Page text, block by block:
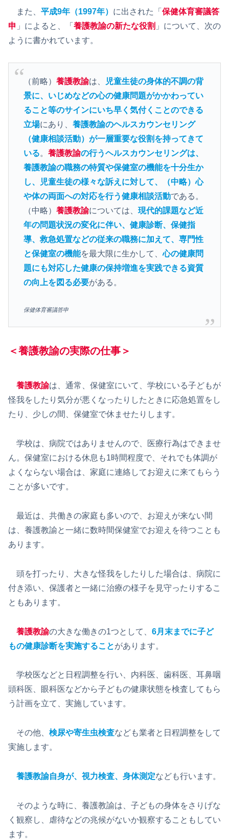
また、 平成9年（1997年） に出された「 保健体育審議答
申 」によると、「 養護教諭の新たな役割 」について、次の
ように書かれています。
（前略） 養護教諭は、
児童生徒の身体的不調の背
景に、いじめなどの心の健康問題がかかわってい
ること等のサインにいち早く気付くことのできる
立場にあり、 養護教諭のヘルスカウンセリング
（健康相談活動）が一層重要な役割を持ってきて
いる。 養護教諭の行うヘルスカウンセリングは、
養護教諭の職務の特質や保健室の機能を十分生か
し、児童生徒の様々な訴えに対して、（中略）心
や体の両面への対応を行う健康相談活動である。
（中略） 養護教諭については、 現代的課題など近
年の問題状況の変化に伴い、健康診断、保健指
導、救急処置などの従来の職務に加えて、専門性
と保健室の機能を最大限に生かして、心の健康問
題にも対応した健康の保持増進を実践できる資質
の向上を図る必要がある。
保健体育審議答申
＜養護教諭の実際の仕事＞
養護教諭は、通常、保健室にいて、学校にいる子どもが
怪我をしたり気分が悪くなったりしたときに応急処置をし
たり、少しの間、保健室で休ませたりします。
学校は、病院ではありませんので、医療行為はできませ
ん。保健室における休息も1時間程度で、それでも体調が
よくならない場合は、家庭に連絡してお迎えに来てもらう
ことが多いです。
最近は、共働きの家庭も多いので、お迎えが来ない間
は、養護教諭と一緒に数時間保健室でお迎えを待つことも
あります。
頭を打ったり、大きな怪我をしたりした場合は、病院に
付き添い、保護者と一緒に治療の様子を見守ったりするこ
ともあります。
養護教諭の大きな働きの1つとして、 6月末までに子ど
もの健康診断を実施することがあります。
学校医などと日程調整を行い、内科医、歯科医、耳鼻咽
頭科医、眼科医などから子どもの健康状態を検査してもら
う計画を立て、実施しています。
その他、 検尿や寄生虫検査なども業者と日程調整をして
実施します。
養護教諭自身が、視力検査、身体測定なども行います。
そのような時に、養護教諭は、子どもの身体をさりげな
く観察し、虐待などの兆候がないか観察することもしてい
ます。